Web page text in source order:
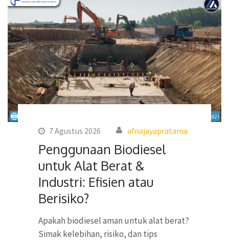
7 Agustus 2026 afnajayapratama
Penggunaan Biodiesel
untuk Alat Berat &
Industri: Efisien atau
Berisiko?
Apakah biodiesel aman untuk alat berat?
Simak kelebihan, risiko, dan tips